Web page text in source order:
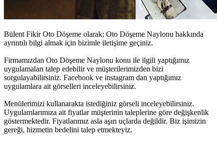
Bülent Fikir Oto Döşeme olarak; Oto Döşeme Naylonu hakkında
ayrıntılı bilgi almak için bizimle iletişime geçiniz.
Firmamızdan Oto Döşeme Naylonu konu ile ilgili yaptığımız
uygulamaları talep edebilir ve müşterilerimizden bizi
sorgulayabilirsiniz. Facebook ve instagram dan yaptığımız
uygulamlara ait görselleri inceleyebilirsiniz.
Menülerimizi kullanarakta istediğiniz görseli inceleyebilirsiniz.
Uygulamlarımıza ait fiyatlar müşterinin taleplerine göre değişkenlik
göstermektedir. Fiyatlarımız asla aşırı uçlarda değildir. Biz işimizin
gereği, hizmetin bedelini talep etmekteyiz.